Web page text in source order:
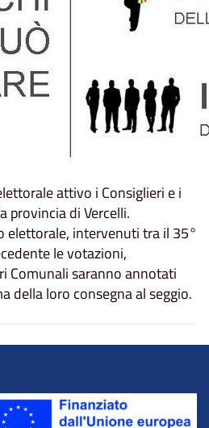
attivo i Consiglieri e i
provincia di Vercelli.
elettorale, intervenuti tra il 35°
le votazioni,
Comunali saranno annotati
della loro consegna al seggio.